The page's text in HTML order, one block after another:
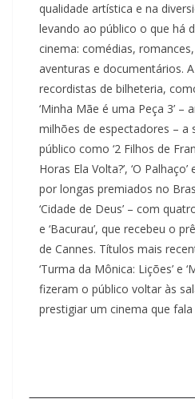
qualidade artística e na
levando ao público o que há
cinema: comédias,
aventuras e documentários.
recordistas de bilheteria,
‘Minha Mãe é uma Peça 3’ –
milhões de espectadores – a
público como ‘2 Filhos de
Horas Ela Volta?’, ‘O Palhaço’
por longas premiados no
‘Cidade de Deus’ – com
e ‘Bacurau’, que recebeu o
de Cannes. Títulos mais
‘Turma da Mônica: Lições’ e
fizeram o público voltar às
prestigiar um cinema que